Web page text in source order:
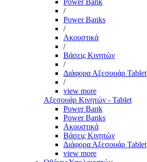
Power Bank
/
Power Banks
/
Ακουστικά
/
Βάσεις Κινητών
/
Διάφορα Αξεσουάρ Tablet
/
view more
Αξεσουάρ Κινητών - Tablet
Power Bank
Power Banks
Ακουστικά
Βάσεις Κινητών
Διάφορα Αξεσουάρ Tablet
view more